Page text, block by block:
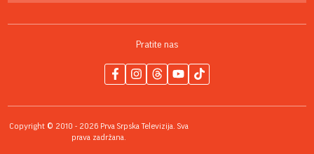
Pratite nas
Copyright © 2010 - 2026 Prva Srpska Televizija. Sva
prava zadržana.